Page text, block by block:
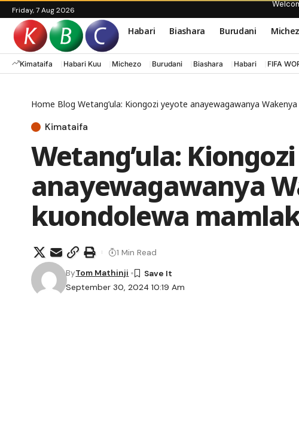
Friday, 7 Aug 2026
Habari Biashara Burudani
Kimataifa Habari Kuu Michezo Burudani Biashara Habari FIFA
Home Blog Wetang’ula: Kiongozi yeyote anayewagawanya
Kimataifa
Wetang’ula:
anayewagawanya
kuondolewa
September 30, 2024 10:19 Am
ByTom Mathinji
1 Min Read